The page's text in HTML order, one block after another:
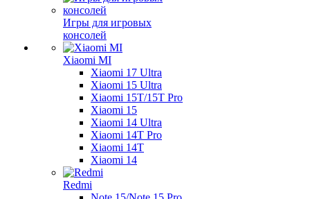
Игры для игровых
консолей
Xiaomi MI
Xiaomi 17 Ultra
Xiaomi 15 Ultra
Xiaomi 15T/15T Pro
Xiaomi 15
Xiaomi 14 Ultra
Xiaomi 14T Pro
Xiaomi 14T
Xiaomi 14
Redmi